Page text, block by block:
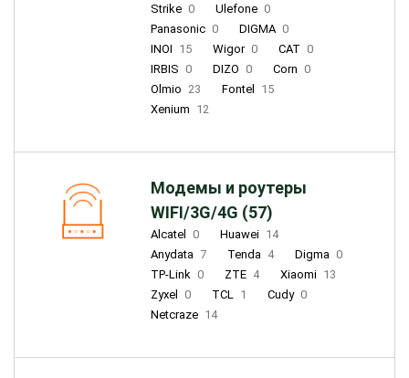
Strike 0 Ulefone 0
Panasonic 0 DIGMA 0
INOI 15 Wigor 0 CAT 0
IRBIS 0 DIZO 0 Corn 0
Olmio 23 Fontel
15
Xenium 12
Модемы и роутеры
WIFI/3G/4G (57)
Alcatel 0 Huawei 14
Anydata 7 Tenda 4 Digma 0
TP-Link 0 ZTE 4 Xiaomi 13
Zyxel
0 TCL 1 Cudy 0
Netcraze 14